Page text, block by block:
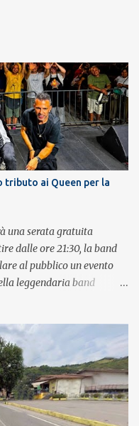
tributo ai Queen per la
una serata gratuita
dalle ore 21:30, la band
al pubblico un evento
leggendaria band
del celebre gruppo. Lo
in onore di
La formazione sul palco è
e voce, Fabrizio
alla chitarra e voce, e
scelta direttamente da